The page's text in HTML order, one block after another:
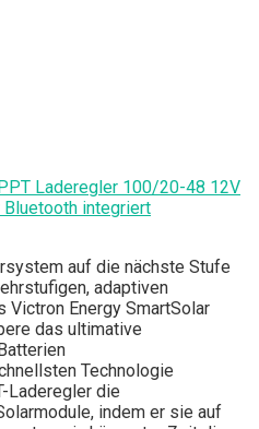
Laderegler 100/20-48 12V
integriert
auf die nächste Stufe
adaptiven
Victron Energy SmartSolar
das ultimative
Technologie
Laderegler die
indem er sie auf